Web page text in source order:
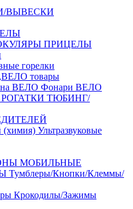
ВЫВЕСКИ
ПРИЦЕЛЫ
горелки
товары
ВЕЛО Фонари ВЕЛО
РОГАТКИ ТЮБИНГ/
(химия) Ультразвуковые
МОБИЛЬНЫЕ
Тумблеры/Кнопки/Клеммы/
Крокодилы/Зажимы